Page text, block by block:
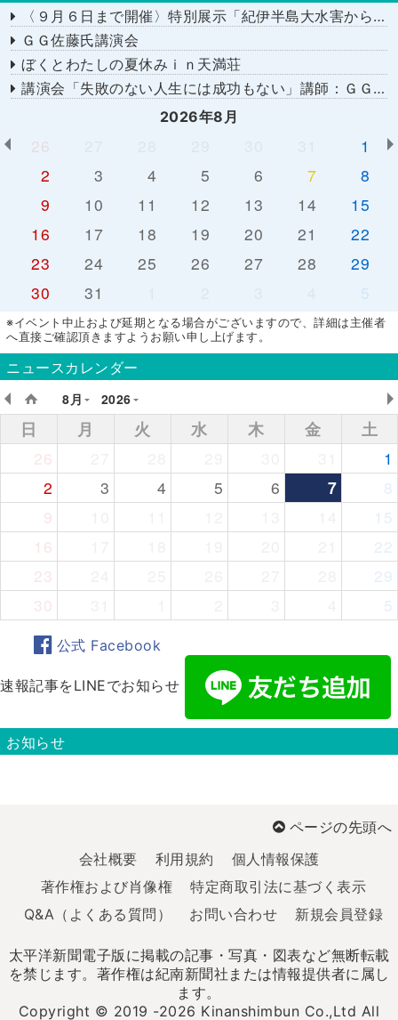
〈９月６日まで開催〉特別展示「紀伊半島大水害から１５年－あの日を忘れない－」
ＧＧ佐藤氏講演会
ぼくとわたしの夏休みｉｎ天満荘
講演会「失敗のない人生には成功もない」講師：ＧＧ佐藤さん
2026年8月
26
1
2
3 4 5 6 7
8
9
10 11 12 13 14
15
16
17 18 19 20 21
22
23
24 25 26 27 28
29
30
31 5
※イベント中止および延期となる場合がございますので、詳細は主催者
へ直接ご確認頂きますようお願い申し上げます。
ニュースカレンダー
8月
2026
日 月 火 水 木 金
土
26
1
2
3 4 5 6 7
8
9
15
16
22
23
29
30
5
公式 Facebook
速報記事をLINEでお知らせ
お知らせ
ページの先頭へ
会社概要
利用規約
個人情報保護
著作権および肖像権
特定商取引法に基づく表示
Q&A（よくある質問）
お問い合わせ 新規会員登録
太平洋新聞電子版に掲載の記事・写真・図表など無断転載
を禁じます。著作権は紀南新聞社または情報提供者に属し
ます。
Copyright © 2019 -2026 Kinanshimbun Co.,Ltd All